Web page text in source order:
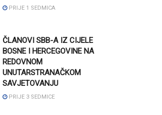
PRIJE 1 SEDMICA
ČLANOVI SBB-A IZ CIJELE
BOSNE I HERCEGOVINE NA
REDOVNOM
UNUTARSTRANAČKOM
SAVJETOVANJU
PRIJE 3 SEDMICE